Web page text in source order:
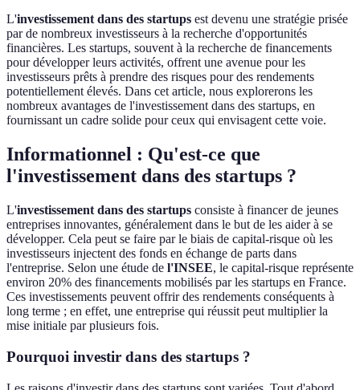
L'investissement dans des startups est devenu une stratégie prisée
par de nombreux investisseurs à la recherche d'opportunités
financières. Les startups, souvent à la recherche de financements
pour développer leurs activités, offrent une avenue pour les
investisseurs prêts à prendre des risques pour des rendements
potentiellement élevés. Dans cet article, nous explorerons les
nombreux avantages de l'investissement dans des startups, en
fournissant un cadre solide pour ceux qui envisagent cette voie.
Informationnel : Qu'est-ce que
l'investissement dans des startups ?
L'investissement dans des startups consiste à financer de jeunes
entreprises innovantes, généralement dans le but de les aider à se
développer. Cela peut se faire par le biais de capital-risque où les
investisseurs injectent des fonds en échange de parts dans
l'entreprise. Selon une étude de l'INSEE, le capital-risque représente
environ 20% des financements mobilisés par les startups en France.
Ces investissements peuvent offrir des rendements conséquents à
long terme ; en effet, une entreprise qui réussit peut multiplier la
mise initiale par plusieurs fois.
Pourquoi investir dans des startups ?